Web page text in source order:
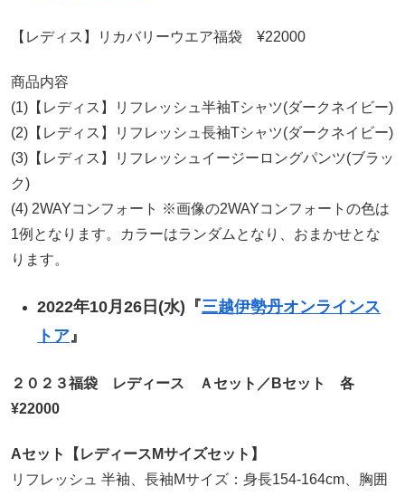
【レディス】リカバリーウエア福袋 ¥22000
商品内容
(1)【レディス】リフレッシュ半袖Tシャツ(ダークネイビー)
(2)【レディス】リフレッシュ長袖Tシャツ(ダークネイビー)
(3)【レディス】リフレッシュイージーロングパンツ(ブラッ
ク)
(4) 2WAYコンフォート ※画像の2WAYコンフォートの色は
1例となります。カラーはランダムとなり、おまかせとな
ります。
2022年10月26日(水)『三越伊勢丹オンラインス
トア』
２０２３福袋 レディース Ａセット／Bセット 各
¥22000
Aセット【レディースMサイズセット】
リフレッシュ 半袖、長袖Mサイズ：身長154-164cm、胸囲